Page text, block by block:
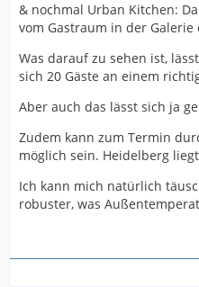
& nochmal Urban Kitchen:
vom Gastraum in der Galerie
Was darauf zu sehen ist,
sich 20 Gäste an einem
Aber auch das lässt sich ja
Zudem kann zum Termin
möglich sein. Heidelberg
Ich kann mich natürlich
robuster, was